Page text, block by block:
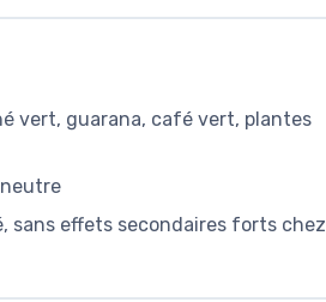
vert, guarana, café vert, plantes
sans effets secondaires forts chez